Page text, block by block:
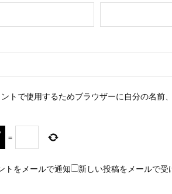
トで使用するためブラウザーに自分の名前
=
トをメールで通知 新しい投稿をメールで受